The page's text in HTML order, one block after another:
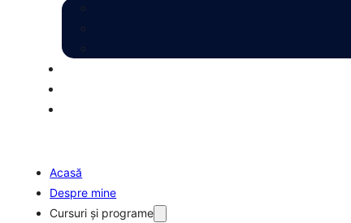
Acasă
Despre mine
Cursuri şi programe